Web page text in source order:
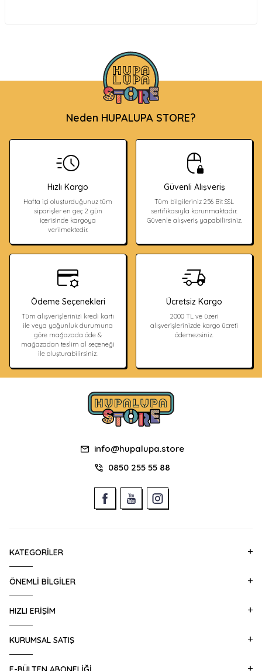
Neden HUPALUPA STORE?
Hızlı Kargo
Hafta içi oluşturduğunuz tüm
siparişler en geç 2 gün
içerisinde kargoya
verilmektedir.
Güvenli Alışveriş
Tüm bilgileriniz 256 Bit SSL
sertifikasıyla korunmaktadır.
Güvenle alışveriş yapabilirsiniz.
Ödeme Seçenekleri
Tüm alışverişlerinizi kredi kartı
ile veya yoğunluk durumuna
göre mağazada öde &
mağazadan teslim al seçeneği
ile oluşturabilirsiniz.
Ücretsiz Kargo
2000 TL ve üzeri
alışverişlerinizde kargo ücreti
ödemezsiniz.
info@hupalupa.store
0850 255 55 88
KATEGORILER
ÖNEMLI BILGILER
HIZLI ERIŞIM
KURUMSAL SATIŞ